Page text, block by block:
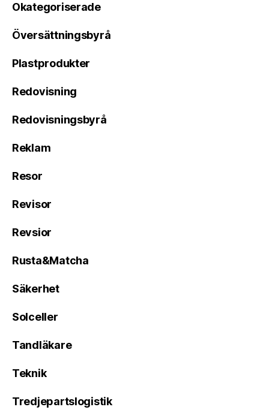
Okategoriserade
Översättningsbyrå
Plastprodukter
Redovisning
Redovisningsbyrå
Reklam
Resor
Revisor
Revsior
Rusta&Matcha
Säkerhet
Solceller
Tandläkare
Teknik
Tredjepartslogistik